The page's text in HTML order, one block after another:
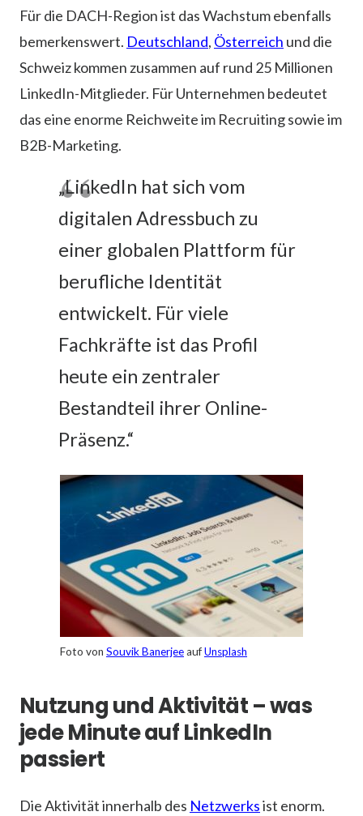
Für die DACH-Region ist das Wachstum ebenfalls
bemerkenswert. Deutschland, Österreich und die
Schweiz kommen zusammen auf rund 25 Millionen
LinkedIn-Mitglieder. Für Unternehmen bedeutet
das eine enorme Reichweite im Recruiting sowie im
B2B-Marketing.
„LinkedIn hat sich vom
digitalen Adressbuch zu
einer globalen Plattform für
berufliche Identität
entwickelt. Für viele
Fachkräfte ist das Profil
heute ein zentraler
Bestandteil ihrer Online-
Präsenz.“
Foto von Souvik BanerjeeaufUnsplash
Nutzung und Aktivität – was
jede Minute auf LinkedIn
passiert
Die Aktivität innerhalb des Netzwerksist enorm.